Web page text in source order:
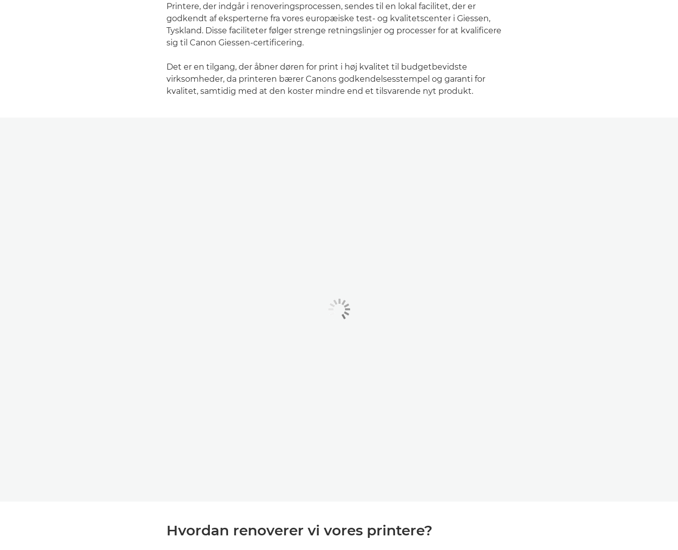
Printere, der indgår i renoveringsprocessen, sendes til en lokal facilitet, der er
godkendt af eksperterne fra vores europæiske test- og kvalitetscenter i Giessen,
Tyskland. Disse faciliteter følger strenge retningslinjer og processer for at kvalificere
sig til Canon Giessen-certificering.
Det er en tilgang, der åbner døren for print i høj kvalitet til budgetbevidste
virksomheder, da printeren bærer Canons godkendelsesstempel og garanti for
kvalitet, samtidig med at den koster mindre end et tilsvarende nyt produkt.
Hvordan renoverer vi vores printere?